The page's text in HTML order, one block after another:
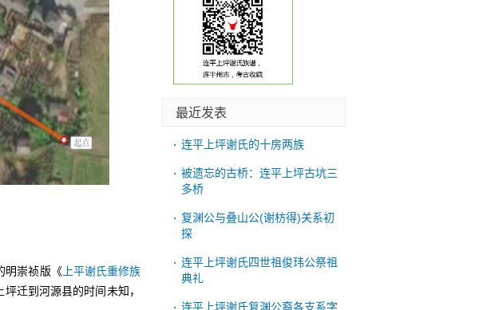
明崇祯版《上平谢氏重修族
迁到河源县的时间未知，
最近发表
连平上坪谢氏的十房两族
被遗忘的古桥：连平上坪古坑三
多桥
复渊公与叠山公(谢枋得)关系初
探
连平上坪谢氏四世祖俊玮公祭祖
典礼
连平上坪谢氏复渊公裔各支系字